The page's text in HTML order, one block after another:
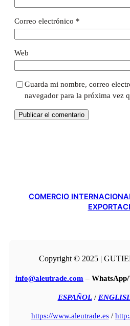
Correo electrónico *
Web
Guarda mi nombre, correo
navegador para la próxima vez
COMERCIO
Copyright © 2025 |
info@aleutrade.com –
ESPAÑOL/
https://www.aleutrade.es/